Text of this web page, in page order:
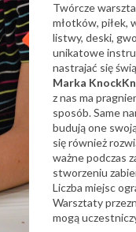
Twórcze
młotków, piłek,
listwy, deski,
unikatowe
nastrajać się
Marka
z nas ma
sposób. Same
budują one
się również
ważne podczas
stworzeniu
Liczba miejsc
Warsztaty
mogą